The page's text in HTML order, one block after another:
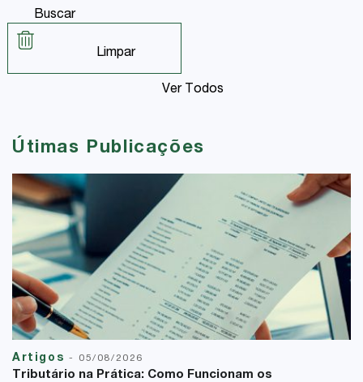
Buscar
Limpar
Ver Todos
Útimas Publicações
Artigos - 05/08/2026
Tributário na Prática: Como Funcionam os